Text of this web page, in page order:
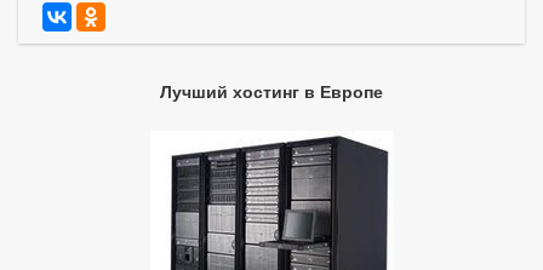
Лучший хостинг в Европе